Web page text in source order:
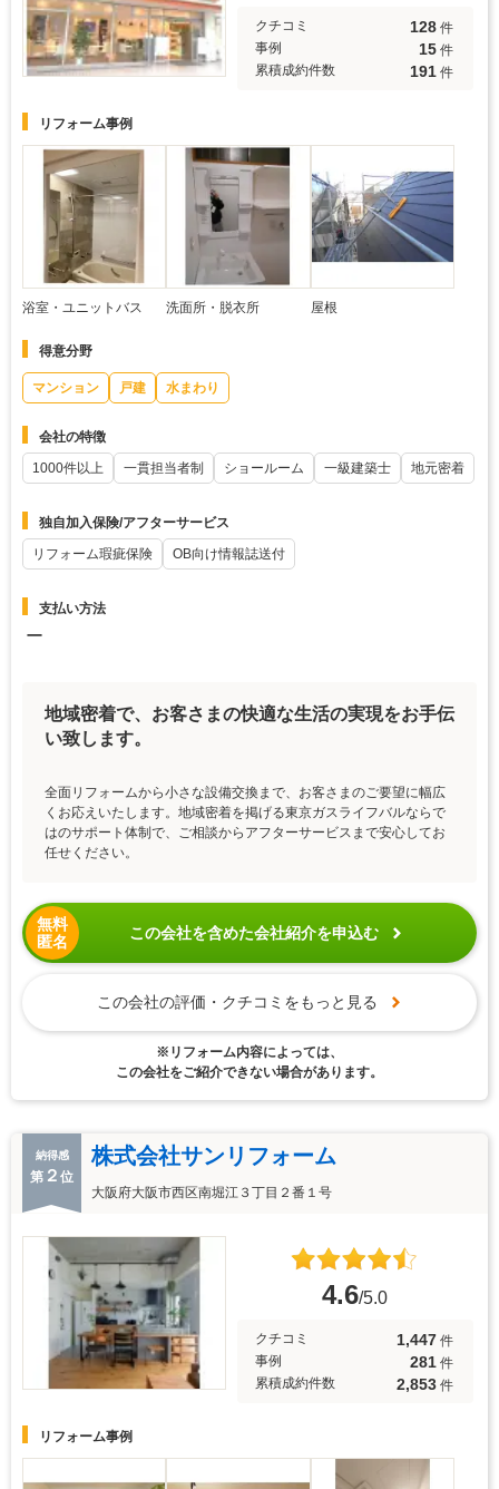
クチコミ 128 件
事例
15 件
累積成約件数
191 件
リフォーム事例
浴室・ユニットバス 洗面所・脱衣所 屋根
得意分野
マンション 戸建 水まわり
会社の特徴
1000件以上
一貫担当者制 ショールーム 一級建築士 地元密着
独自加入保険/アフターサービス
リフォーム瑕疵保険
OB向け情報誌送付
支払い方法
ー
地域密着で、お客さまの快適な生活の実現をお手伝
い致します。
全面リフォームから小さな設備交換まで、お客さまのご要望に幅広
くお応えいたします。地域密着を掲げる東京ガスライフバルならで
はのサポート体制で、ご相談からアフターサービスまで安心してお
任せください。
無料
匿名
この会社を含めた会社紹介を申込む
この会社の評価・クチコミをもっと見る
※リフォーム内容によっては、
この会社をご紹介できない場合があります。
納得感
第 ２ 位
株式会社サンリフォーム
大阪府大阪市西区南堀江３丁目２番１号
4.6/5.0
クチコミ 1,447 件
事例
281 件
累積成約件数
2,853 件
リフォーム事例